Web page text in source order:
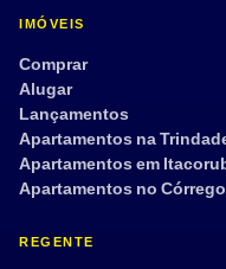
Dep. de empregada
Tour 360°
Aplicar filtros
IMÓVEIS
Comprar
Alugar
Lançamentos
Apartamentos na
Apartamentos em
Apartamentos no
REGENTE